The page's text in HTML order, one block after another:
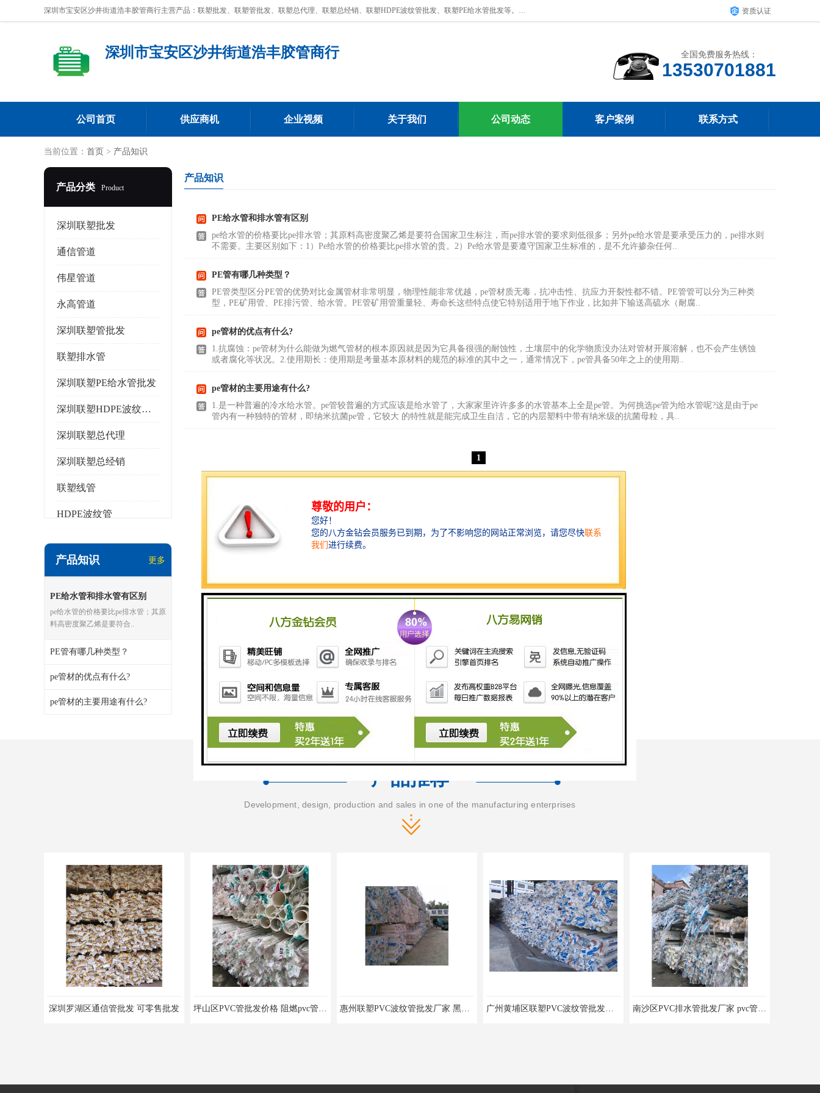
深圳市宝安区沙井街道浩丰胶管商行主营产品：联塑批发、联塑管批发、联塑总代理、联塑总经销、联塑HDPE波纹管批发、联塑PE给水管批发等。凭借服务以及多年的勤奋拼搏，发展成为一家销售各种管材管件，绝缘电工套管及配件等系列产品的贸易公司。公司秉承“顾客至上，锐意进取”的经营理念，坚持“客户至上”原则为广大客户提供的服务。欢迎惠顾！ 资质认证
深圳市宝安区沙井街道浩丰胶管商行 全国免费服务热线：
公司首页 供应商机 企业视频 关于我们 公司动态 客户案例 联系方式
当前位置： 首页 > 产品知识
产品分类 Product
深圳联塑批发
通信管道
伟星管道
永高管道
深圳联塑管批发
联塑排水管
深圳联塑PE给水管批发
深圳联塑HDPE波纹管批发
深圳联塑总代理
深圳联塑总经销
联塑线管
HDPE波纹管
产品知识 更多
PE给水管和排水管有区别
pe给水管的价格要比pe排水管；其原
料高密度聚乙烯是要符合..
PE管有哪几种类型？
pe管材的优点有什么?
pe管材的主要用途有什么?
产品知识
PE给水管和排水管有区别
pe给水管的价格要比pe排水管；其原料高密度聚乙烯是要符合国家卫生标注，而pe排水管的要求则低很多；另外pe给水管是要承受压力的，pe排水则
不需要。主要区别如下：1）Pe给水管的价格要比pe排水管的贵。2）Pe给水管是要遵守国家卫生标准的，是不允许掺杂任何..
PE管有哪几种类型？
PE管类型区分PE管的优势对比金属管材非常明显，物理性能非常优越，pe管材质无毒，抗冲击性、抗应力开裂性都不错。PE管管可以分为三种类
型，PE矿用管、PE排污管、给水管。PE管矿用管重量轻、寿命长这些特点使它特别适用于地下作业，比如井下输送高硫水（耐腐..
pe管材的优点有什么?
1.抗腐蚀：pe管材为什么能做为燃气管材的根本原因就是因为它具备很强的耐蚀性，土壤层中的化学物质没办法对管材开展溶解，也不会产生锈蚀
或者腐化等状况。2.使用期长：使用期是考量基本原材料的规范的标准的其中之一，通常情况下，pe管具备50年之上的使用期..
pe管材的主要用途有什么?
1.是一种普遍的冷水给水管。pe管较普遍的方式应该是给水管了，大家家里许许多多的水管基本上全是pe管。为何挑选pe管为给水管呢?这是由于pe
管内有一种独特的管材，即纳米抗菌pe管，它较大 的特性就是能完成卫生自洁，它的内层塑料中带有纳米级的抗菌母粒，具..
1
产品推荐
Development, design, production and sales in one of the manufacturing enterprises
深圳罗湖区通信管批发 可零售批发 坪山区PVC管批发价格 阻燃pvc管 欢迎电话咨询 量多价优 惠州联塑PVC波纹管批发厂家 黑色pvc管 欢迎电话咨询 量多价优 广州黄埔区联塑PVC波纹管批发价格 pvc管50mm 欢迎电话咨询 量多价优 南沙区PVC排水管批发厂家 pvc管排水 欢迎电话咨询 量多价优